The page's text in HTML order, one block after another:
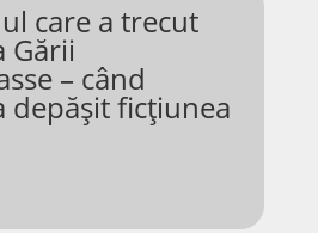
care a trecut
Gării
– când
depășit ficțiunea